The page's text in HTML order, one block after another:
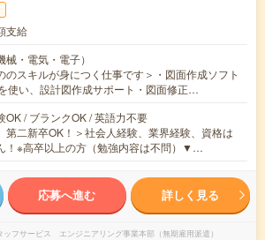
支給
械・電気・電子）
のスキルが身につく仕事です＞・図面作成ソフト
使い、設計図作成サポート・図面修正…
OK / ブランクOK / 英語力不要
第二新卒OK！＞社会人経験、業界経験、資格は
！※高卒以上の方（勉強内容は不問）▼…
応募へ進む 詳しく見る
ッフサービス エンジニアリング事業本部（無期雇用派遣）